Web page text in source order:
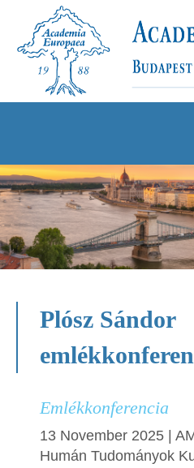
Plósz Sándor
Emlékkonferencia
13 November 2025 |
Humán Tudományok